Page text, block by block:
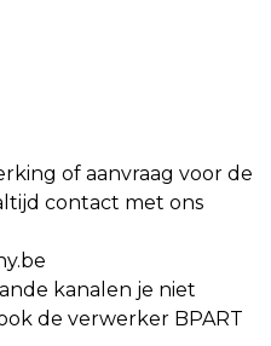
of aanvraag voor de
contact met ons
kanalen je niet
de verwerker BPART